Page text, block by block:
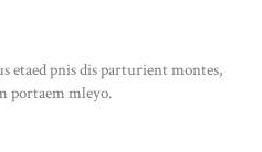
etaed pnis dis parturient montes,
portaem mleyo.